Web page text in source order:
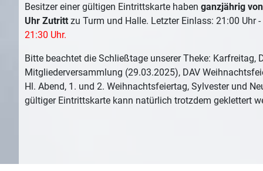
Besitzer einer gültigen Eintrittskarte haben ganzjährig
Uhr Zutritt zu Turm und Halle. Letzter Einlass: 21:00 Uhr -
21:30 Uhr.
Bitte beachtet die Schließtage unserer Theke: Karfreitag,
Mitgliederversammlung (29.03.2025), DAV
Hl. Abend, 1. und 2. Weihnachtsfeiertag, Sylvester und
gültiger Eintrittskarte kann natürlich trotzdem geklettert